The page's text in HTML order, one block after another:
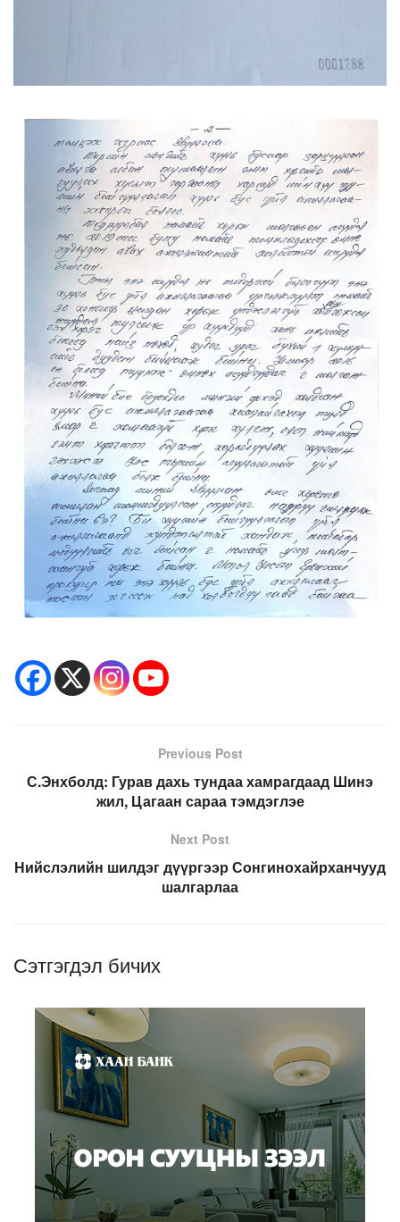
Previous Post
С.Энхболд: Гурав дахь тундаа хамрагдаад Шинэ
жил, Цагаан сараа тэмдэглэе
Next Post
Нийслэлийн шилдэг дүүргээр Сонгинохайрханчууд
шалгарлаа
Сэтгэгдэл бичих